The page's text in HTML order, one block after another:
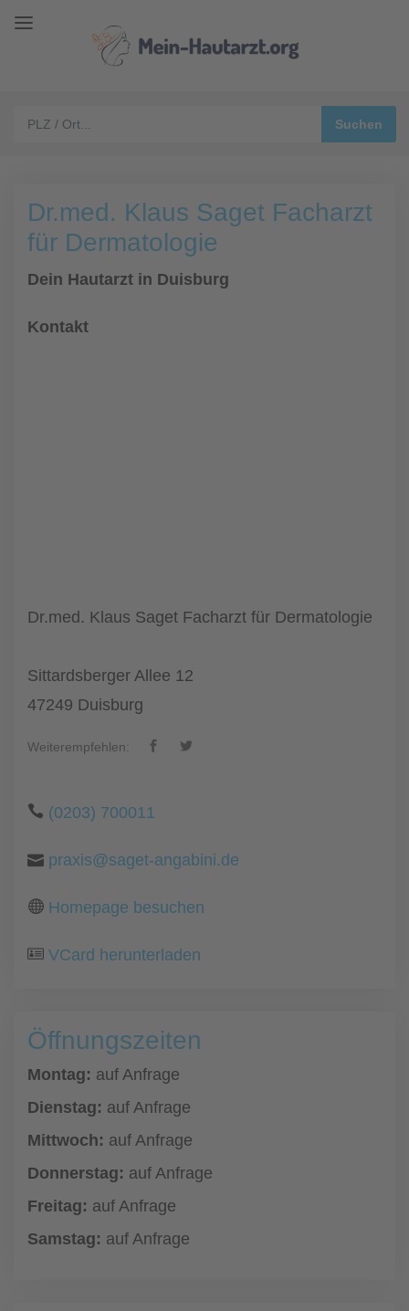
Dr.med. Klaus Saget Facharzt
für Dermatologie
Dein Hautarzt in Duisburg
Kontakt
Dr.med. Klaus Saget Facharzt für Dermatologie
Sittardsberger Allee 12
47249 Duisburg
Weiterempfehlen:
(0203) 700011
praxis@saget-angabini.de
Homepage besuchen
VCard herunterladen
Öffnungszeiten
Montag: auf Anfrage
Dienstag: auf Anfrage
Mittwoch: auf Anfrage
Donnerstag: auf Anfrage
Freitag: auf Anfrage
Samstag: auf Anfrage